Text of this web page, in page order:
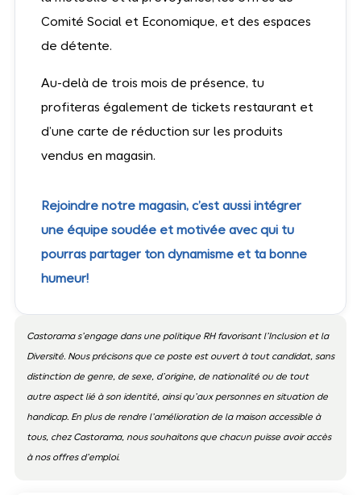
Comité Social et Economique, et des espaces
de détente.
Au-delà de trois mois de présence, tu
profiteras également de tickets restaurant et
d’une carte de réduction sur les produits
vendus en magasin.
Rejoindre notre magasin, c’est aussi intégrer
une équipe soudée et motivée avec qui tu
pourras partager ton dynamisme et ta bonne
humeur!
Castorama s’engage dans une politique RH favorisant l’Inclusion et la
Diversité. Nous précisons que ce poste est ouvert à tout candidat, sans
distinction de genre, de sexe, d’origine, de nationalité ou de tout
autre aspect lié à son identité, ainsi qu’aux personnes en situation de
handicap. En plus de rendre l’amélioration de la maison accessible à
tous, chez Castorama, nous souhaitons que chacun puisse avoir accès
à nos offres d’emploi.